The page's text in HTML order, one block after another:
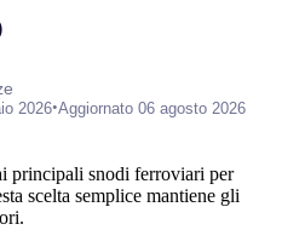
2026•Aggiornato 06 agosto 2026
principali snodi ferroviari per
scelta semplice mantiene gli